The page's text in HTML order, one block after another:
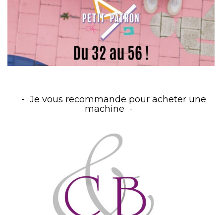
Je vous recommande pour acheter une
machine